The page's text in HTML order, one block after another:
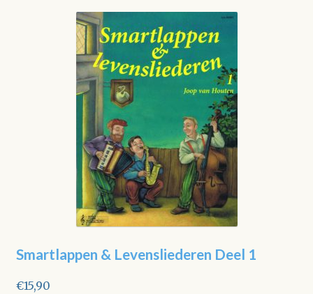
Smartlappen & Levensliederen Deel 1
€15,90